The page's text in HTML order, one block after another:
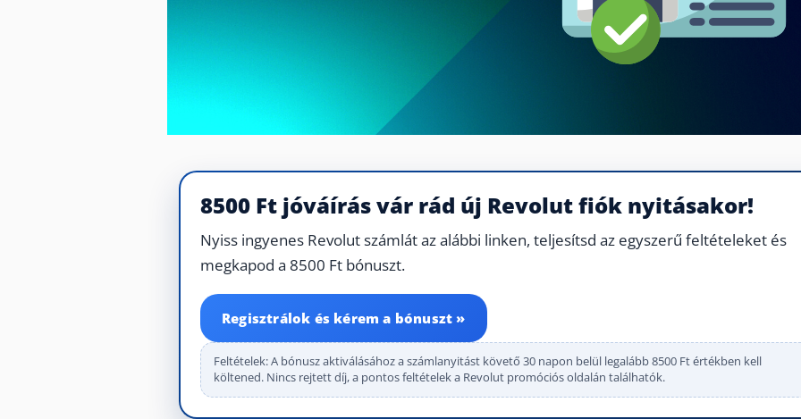
8500 Ft jóváírás vár rád új Revolut fiók nyitásakor!
Nyiss ingyenes Revolut számlát az alábbi linken, teljesítsd az egyszerű feltételeket és
megkapod a 8500 Ft bónuszt.
Regisztrálok és kérem a bónuszt »
Feltételek: A bónusz aktiválásához a számlanyitást követő 30 napon belül legalább 8500 Ft értékben kell
költened. Nincs rejtett díj, a pontos feltételek a Revolut promóciós oldalán találhatók.